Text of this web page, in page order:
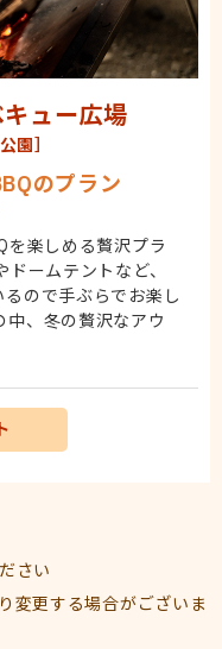
ュー広場
園］
のプラン
を楽しめる贅沢プラ
ームテントなど、
ので手ぶらでお楽し
中、冬の贅沢なアウ
さい
変更する場合がございま